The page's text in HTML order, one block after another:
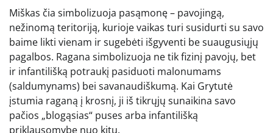
Miškas čia simbolizuoja pasąmonę – pavojingą,
nežinomą teritoriją, kurioje vaikas turi susidurti su savo
baime likti vienam ir sugebėti išgyventi be suaugusiųjų
pagalbos. Ragana simbolizuoja ne tik fizinį pavojų, bet
ir infantilišką potraukį pasiduoti malonumams
(saldumynams) bei savanaudiškumą. Kai Grytutė
įstumia raganą į krosnį, ji iš tikrųjų sunaikina savo
pačios „blogąsias“ puses arba infantilišką
priklausomybę nuo kitų.